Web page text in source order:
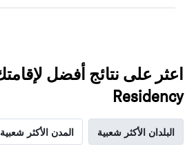
Residency
البلدان الأكثر شعبية المدن الأكثر شعبية